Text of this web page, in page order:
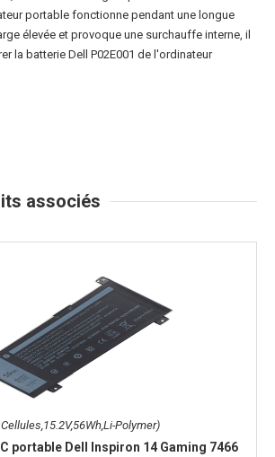
portable fonctionne pendant une longue
élevée et provoque une surchauffe interne, il
la batterie Dell P02E001 de l'ordinateur
associés
Polymer)
portable Dell Inspiron 14 Gaming 7466